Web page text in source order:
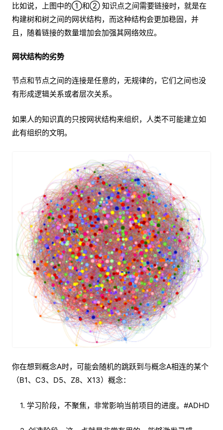
比如说，上图中的①和② 知识点之间需要链接时，就是在
构建树和树之间的网状结构，而这种结构会更加稳固，并
且，随着链接的数量增加会加强其网络效应。
网状结构的劣势
节点和节点之间的连接是任意的，无规律的，它们之间也没
有形成逻辑关系或者层次关系。
如果人的知识真的只按网状结构来组织，人类不可能建立如
此有组织的文明。
你在想到概念A时，可能会随机的跳跃到与概念A相连的某个
（B1、C3、D5、Z8、X13）概念：
1. 学习阶段，不聚焦，非常影响当前项目的进度。#ADHD